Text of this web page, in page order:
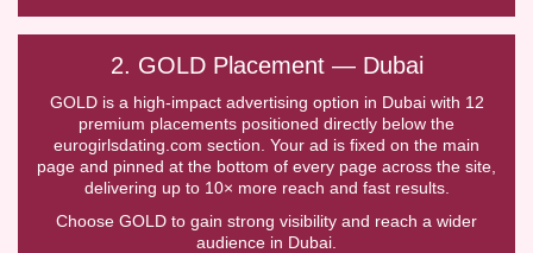
2. GOLD Placement — Dubai
GOLD is a high-impact advertising option in Dubai with 12
premium placements positioned directly below the
eurogirlsdating.com section. Your ad is fixed on the main
page and pinned at the bottom of every page across the site,
delivering up to 10× more reach and fast results.
Choose GOLD to gain strong visibility and reach a wider
audience in Dubai.